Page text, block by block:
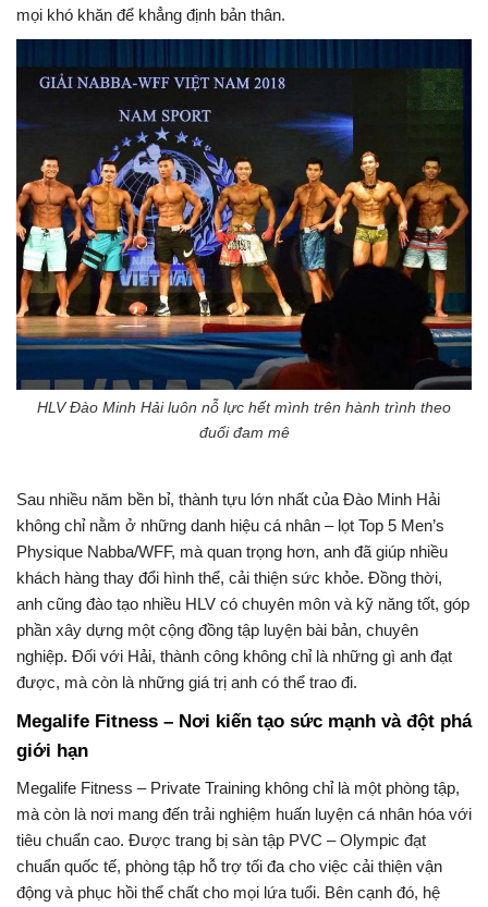
mọi khó khăn để khẳng định bản thân.
HLV Đào Minh Hải luôn nỗ lực hết mình trên hành trình theo
đuổi đam mê
Sau nhiều năm bền bỉ, thành tựu lớn nhất của Đào Minh Hải
không chỉ nằm ở những danh hiệu cá nhân – lọt Top 5 Men’s
Physique Nabba/WFF, mà quan trọng hơn, anh đã giúp nhiều
khách hàng thay đổi hình thể, cải thiện sức khỏe. Đồng thời,
anh cũng đào tạo nhiều HLV có chuyên môn và kỹ năng tốt, góp
phần xây dựng một cộng đồng tập luyện bài bản, chuyên
nghiệp. Đối với Hải, thành công không chỉ là những gì anh đạt
được, mà còn là những giá trị anh có thể trao đi.
Megalife Fitness – Nơi kiến tạo sức mạnh và đột phá
giới hạn
Megalife Fitness – Private Training không chỉ là một phòng tập,
mà còn là nơi mang đến trải nghiệm huấn luyện cá nhân hóa với
tiêu chuẩn cao. Được trang bị sàn tập PVC – Olympic đạt
chuẩn quốc tế, phòng tập hỗ trợ tối đa cho việc cải thiện vận
động và phục hồi thể chất cho mọi lứa tuổi. Bên cạnh đó, hệ